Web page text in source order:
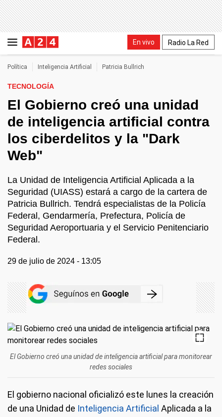
En vivo Radio La Red
Política Inteligencia Artificial Patricia Bullrich
TECNOLOGÍA
El Gobierno creó una unidad
de inteligencia artificial contra
los ciberdelitos y la "Dark
Web"
La Unidad de Inteligencia Artificial Aplicada a la
Seguridad (UIASS) estará a cargo de la cartera de
Patricia Bullrich. Tendrá especialistas de la Policía
Federal, Gendarmería, Prefectura, Policía de
Seguridad Aeroportuaria y el Servicio Penitenciario
Federal.
29 de julio de 2024 - 13:05
El Gobierno creó una unidad de inteligencia artificial para monitorear
redes sociales
El gobierno nacional oficializó este lunes la creación
de una Unidad de Inteligencia Artificial Aplicada a la